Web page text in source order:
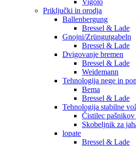
Vigolo
Priključki in orodja
Ballenbergung
Bressel & Lade
Gnojni/Zrüngutgabeln
Bressel & Lade
Dvigovanje bremen
Bressel & Lade
Weidemann
Tehnologija nege in
Bema
Bressel & Lade
Tehnologija stabilne
Čistilec
Skobeljnik za
lopate
Bressel & Lade